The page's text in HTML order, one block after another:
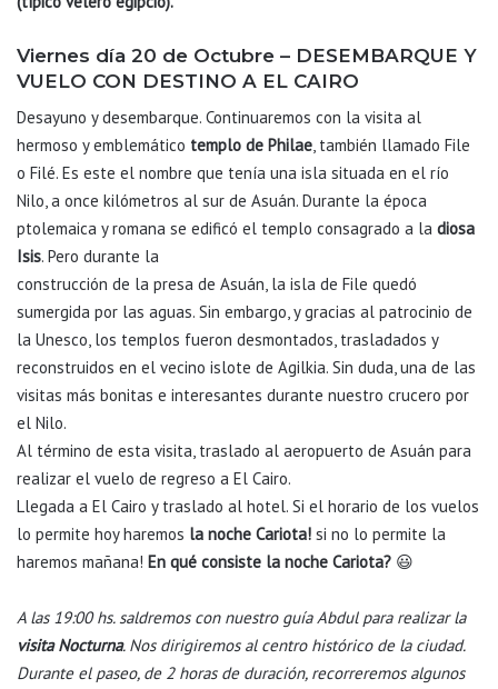
Viernes día 20 de Octubre – DESEMBARQUE Y
VUELO CON DESTINO A EL CAIRO
Desayuno y desembarque. Continuaremos con la visita al
hermoso y emblemático templo de Philae, también llamado File
o Filé. Es este el nombre que tenía una isla situada en el río
Nilo, a once kilómetros al sur de Asuán. Durante la época
ptolemaica y romana se edificó el templo consagrado a la diosa
Isis. Pero durante la
construcción de la presa de Asuán, la isla de File quedó
sumergida por las aguas. Sin embargo, y gracias al patrocinio de
la Unesco, los templos fueron desmontados, trasladados y
reconstruidos en el vecino islote de Agilkia. Sin duda, una de las
visitas más bonitas e interesantes durante nuestro crucero por
el Nilo.
Al término de esta visita, traslado al aeropuerto de Asuán para
realizar el vuelo de regreso a El Cairo.
Llegada a El Cairo y traslado al hotel. Si el horario de los vuelos
lo permite hoy haremos la noche Cariota! si no lo permite la
haremos mañana! En qué consiste la noche Cariota? 😃
A las 19:00 hs. saldremos con nuestro guía Abdul para realizar la
visita Nocturna. Nos dirigiremos al centro histórico de la ciudad.
Durante el paseo, de 2 horas de duración, recorreremos algunos